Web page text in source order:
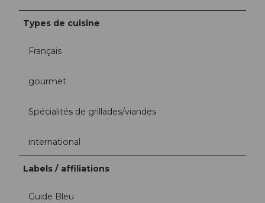
Types de cuisine
Français
gourmet
Spécialités de grillades/viandes
international
Labels / affiliations
Guide Bleu